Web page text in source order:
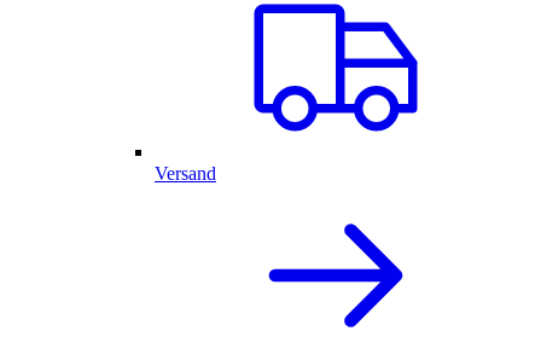
Versand